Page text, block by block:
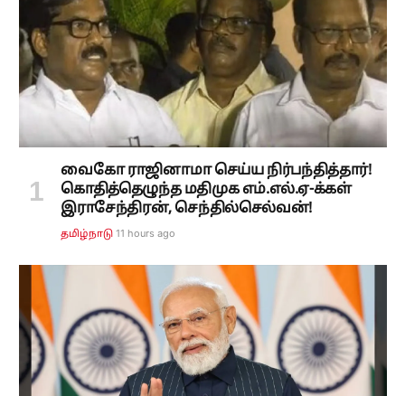
வைகோ ராஜினாமா செய்ய நிர்பந்தித்தார்!
கொதித்தெழுந்த மதிமுக எம்.எல்.ஏ-க்கள்
இராசேந்திரன், செந்தில்செல்வன்!
தமிழ்நாடு 11 hours ago